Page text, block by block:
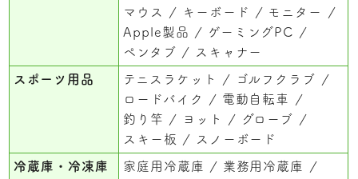
マウス
キーボード
モニター
Apple製品
ゲーミングPC
ペンタブ
スキャナー
スポーツ用品 テニスラケット
ゴルフクラブ
ロードバイク
電動自転車
釣り竿
ヨット
グローブ
スキー板
スノーボード
冷蔵庫・冷凍庫 家庭用冷蔵庫
業務用冷蔵庫